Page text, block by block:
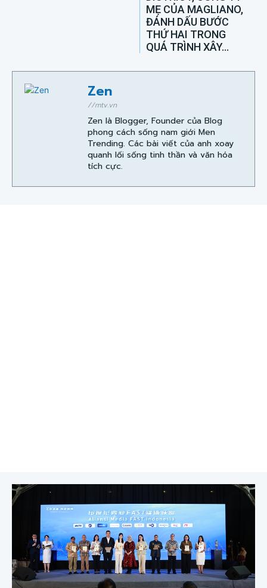
MẸ CỦA MAGLIANO,
ĐÁNH DẤU BƯỚC
THỨ HAI TRONG
QUÁ TRÌNH XÂY...
Zen
//mtv.vn
Zen là Blogger, Founder của Blog
phong cách sống nam giới Men
Trending. Các bài viết của anh xoay
quanh lối sống tinh thần và văn hóa
tích cực.